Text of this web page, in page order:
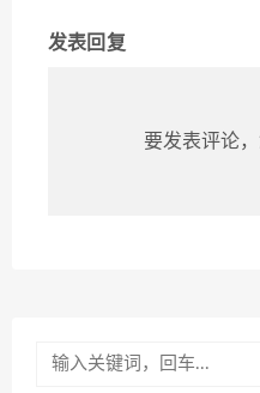
发表回复
要发表评论